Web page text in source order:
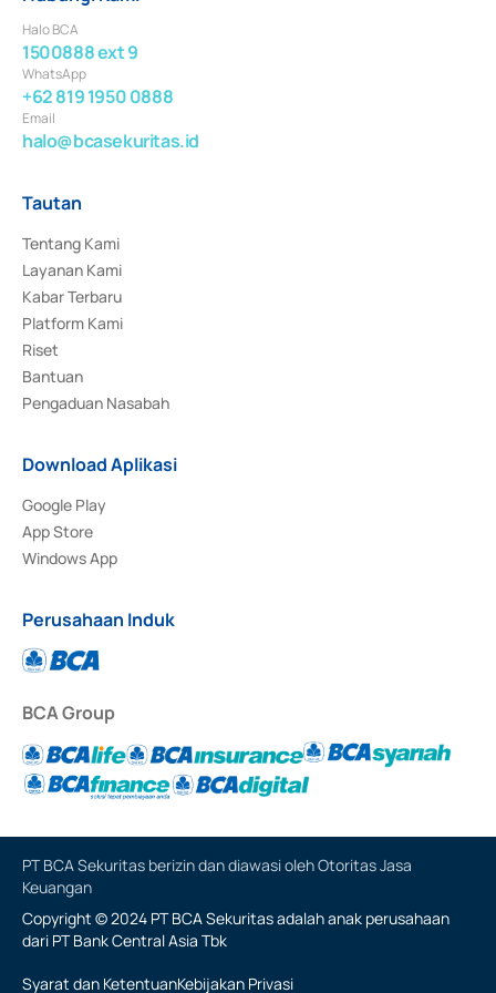
Halo BCA
1500888 ext 9
WhatsApp
+62 819 1950 0888
Email
halo@bcasekuritas.id
Tautan
Tentang Kami
Layanan Kami
Kabar Terbaru
Platform Kami
Riset
Bantuan
Pengaduan Nasabah
Download Aplikasi
Google Play
App Store
Windows App
Perusahaan Induk
BCA Group
PT BCA Sekuritas berizin dan diawasi oleh Otoritas Jasa
Keuangan
Copyright © 2024 PT BCA Sekuritas adalah anak perusahaan
dari PT Bank Central Asia Tbk
Syarat dan KetentuanKebijakan Privasi